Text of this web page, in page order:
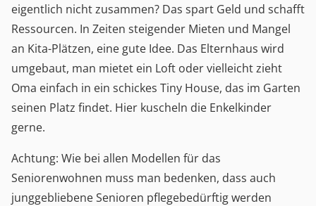
eigentlich nicht zusammen? Das spart Geld und schafft
Ressourcen. In Zeiten steigender Mieten und Mangel
an Kita-Plätzen, eine gute Idee. Das Elternhaus wird
umgebaut, man mietet ein Loft oder vielleicht zieht
Oma einfach in ein schickes Tiny House, das im Garten
seinen Platz findet. Hier kuscheln die Enkelkinder
gerne.
Achtung: Wie bei allen Modellen für das
Seniorenwohnen muss man bedenken, dass auch
junggebliebene Senioren pflegebedürftig werden